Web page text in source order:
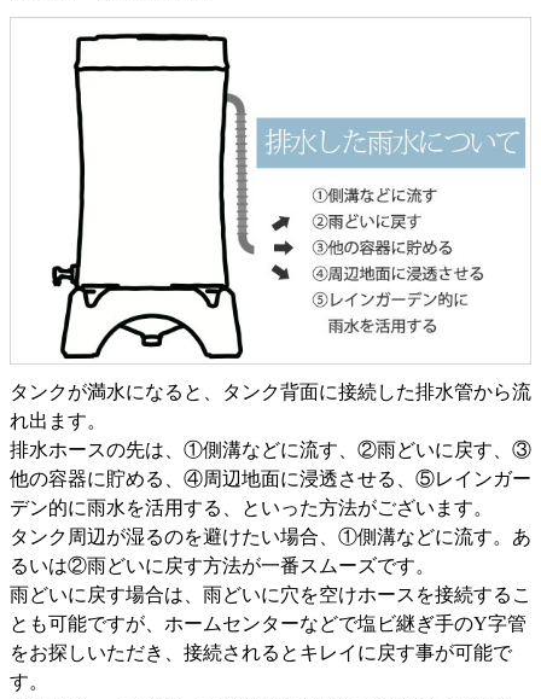
タンクが満水になると、タンク背面に接続した排水管から流
れ出ます。
排水ホースの先は、①側溝などに流す、②雨どいに戻す、③
他の容器に貯める、④周辺地面に浸透させる、⑤レインガー
デン的に雨水を活用する、といった方法がございます。
タンク周辺が湿るのを避けたい場合、①側溝などに流す。あ
るいは②雨どいに戻す方法が一番スムーズです。
雨どいに戻す場合は、雨どいに穴を空けホースを接続するこ
とも可能ですが、ホームセンターなどで塩ビ継ぎ手のY字管
をお探しいただき、接続されるとキレイに戻す事が可能で
す。